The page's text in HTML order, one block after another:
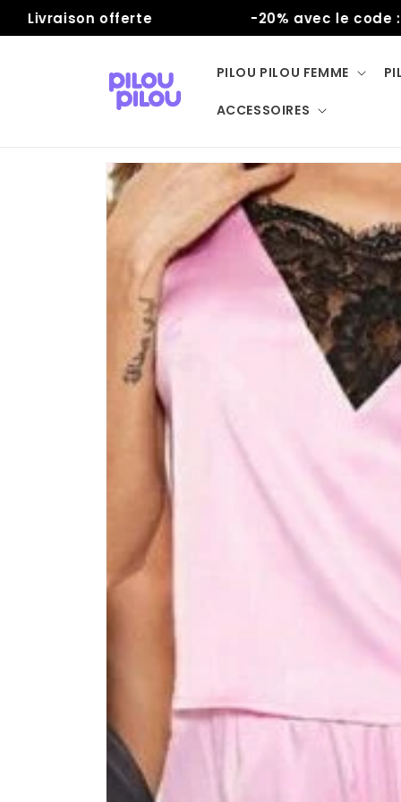
passer
au
offerte -20% avec le code : ETE
PILOU PILOU FEMME
ACCESSOIRES
Passer aux
informations
produits